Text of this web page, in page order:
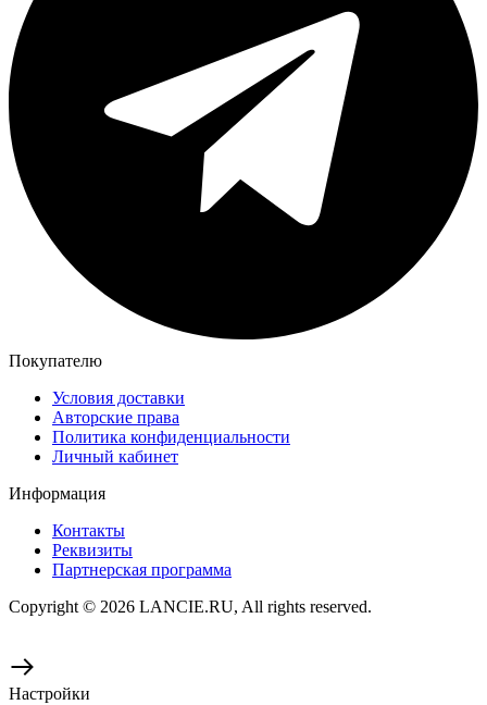
Покупателю
Условия доставки
Авторские права
Политика конфиденциальности
Личный кабинет
Информация
Контакты
Реквизиты
Партнерская программа
Copyright © 2026 LANCIE.RU, All rights reserved.
Настройки